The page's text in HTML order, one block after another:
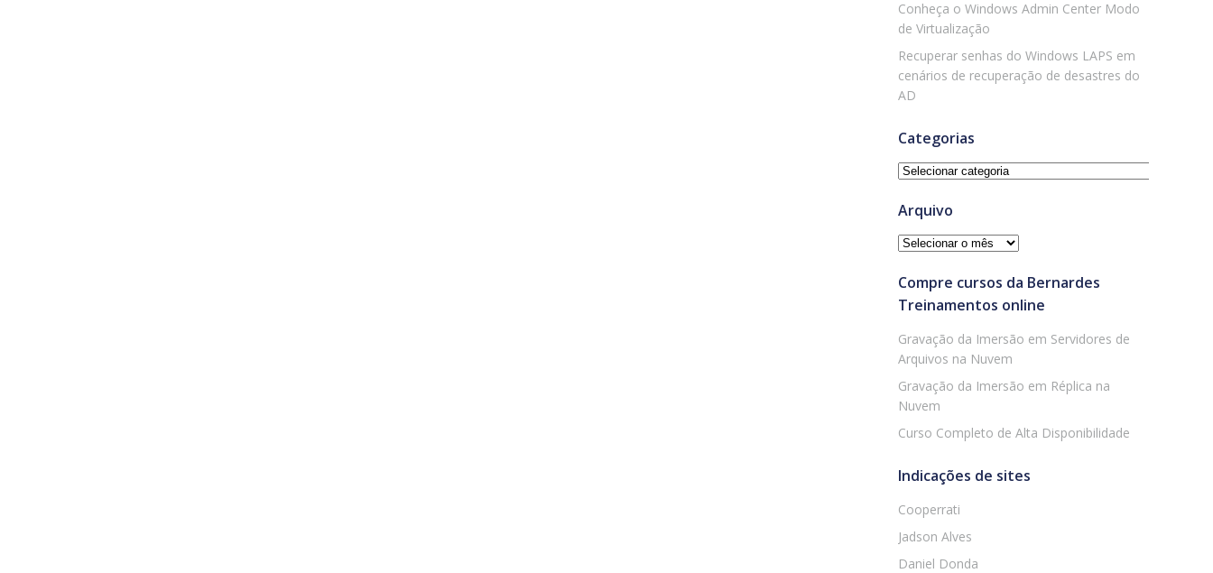
Conheça o Windows Admin Center Modo
de Virtualização
Recuperar senhas do Windows LAPS em
cenários de recuperação de desastres do
AD
Categorias
Categorias
Arquivo
Arquivo
Compre cursos da Bernardes
Treinamentos online
Gravação da Imersão em Servidores de
Arquivos na Nuvem
Gravação da Imersão em Réplica na
Nuvem
Curso Completo de Alta Disponibilidade
Indicações de sites
Cooperrati
Jadson Alves
Daniel Donda